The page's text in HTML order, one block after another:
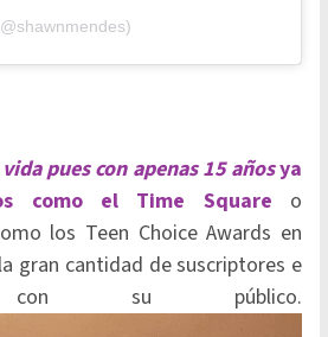
pues con apenas 15 añosya
como el Time Square o
los Teen Choice Awards en
gran cantidad de suscriptores e
con su público.